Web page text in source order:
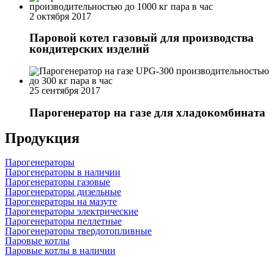
2 октября 2017
Паровой котел газовый для производства
кондитерских изделий
25 сентября 2017
Парогенератор на газе для хладокомбината
Продукция
Парогенераторы
Парогенераторы в наличии
Парогенераторы газовые
Парогенераторы дизельные
Парогенераторы на мазуте
Парогенераторы электрические
Парогенераторы пеллетные
Парогенераторы твердотопливные
Паровые котлы
Паровые котлы в наличии